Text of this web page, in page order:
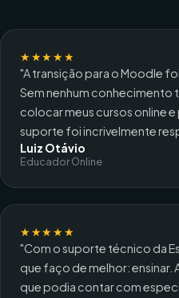
★★★★★
"A transição para o Moodle
Sem nenhum conhecimento
colocar meus cursos online
suporte foi incrivelmente
Luiz Otávio
Educador Online
★★★★★
"Com o suporte técnico da
que faço de melhor: ensinar.
que podia contar com